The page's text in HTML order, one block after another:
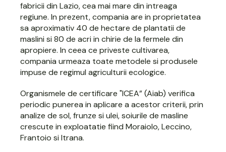
fabricii din Lazio, cea mai mare din intreaga
regiune. In prezent, compania are in proprietatea
sa aproximativ 40 de hectare de plantatii de
maslini si 80 de acri in chirie de la fermele din
apropiere. In ceea ce priveste cultivarea,
compania urmeaza toate metodele si produsele
impuse de regimul agriculturii ecologice.
Organismele de certificare "ICEA” (Aiab) verifica
periodic punerea in aplicare a acestor criterii, prin
analize de sol, frunze si ulei, soiurile de masline
crescute in exploatatie fiind Moraiolo, Leccino,
Frantoio si Itrana.